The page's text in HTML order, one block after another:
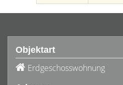
Objektart
Erdgeschosswohnung